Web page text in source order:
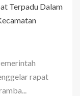
Terpadu Dalam
rapat